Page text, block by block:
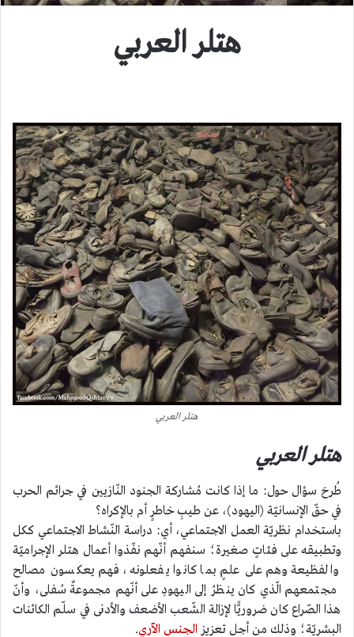
هتلر العربي
هتلر العربي
هتلر العربي
طُرحَ سؤال حول: ما إذا كانت مُشاركة الجنود النّازيين في جرائم الحرب
في حقّ الإنسانيّة (اليهود)، عن طيبِ خاطرٍ أم بالإكراه؟
باستخدام نظريّة العمل الاجتماعي، أي: دراسة النّشاط الاجتماعي ككل
وتطبيقه على فئاتٍ صغيرة؛ سنفهم أنّهم نفّذوا أعمال هتلر الإجراميّة
والفظيعة وهم على علمٍ بما كانوا يفعلونه، فهم يعكسون مصالح
مجتمعهم الّذي كان ينظرُ إلى اليهودِ على أنّهم مجموعةٌ سُفلى، وأنّ
هذا الصّراع كان ضروريًّا لإزالة الشّعب الأضعف والأدنى في سلّم الكائنات
البشريّة؛ وذلك من أجل تعزيز الجنس الآري.